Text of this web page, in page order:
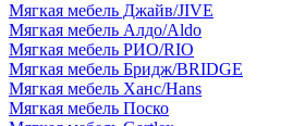
Мягкая мебель Джайв/JIVE
Мягкая мебель Алдо/Aldo
Мягкая мебель РИО/RIO
Мягкая мебель Бридж/BRIDGE
Мягкая мебель Ханс/Hans
Мягкая мебель Поско